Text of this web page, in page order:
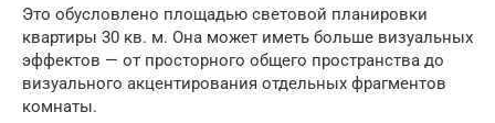
Это обусловлено площадью световой планировки
квартиры 30 кв. м. Она может иметь больше визуальных
эффектов — от просторного общего пространства до
визуального акцентирования отдельных фрагментов
комнаты.